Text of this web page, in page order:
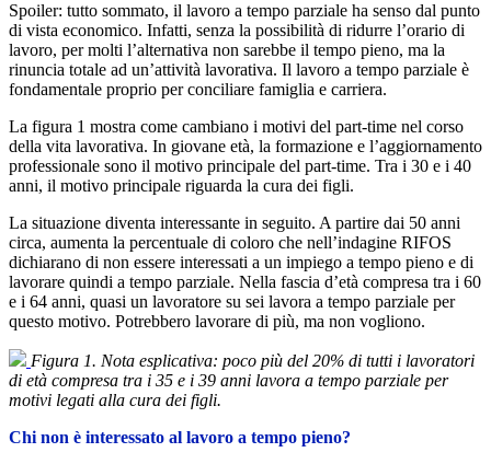
Spoiler: tutto sommato, il lavoro a tempo parziale ha senso dal punto
di vista economico. Infatti, senza la possibilità di ridurre l’orario di
lavoro, per molti l’alternativa non sarebbe il tempo pieno, ma la
rinuncia totale ad un’attività lavorativa. Il lavoro a tempo parziale è
fondamentale proprio per conciliare famiglia e carriera.
La figura 1 mostra come cambiano i motivi del part-time nel corso
della vita lavorativa. In giovane età, la formazione e l’aggiornamento
professionale sono il motivo principale del part-time. Tra i 30 e i 40
anni, il motivo principale riguarda la cura dei figli.
La situazione diventa interessante in seguito. A partire dai 50 anni
circa, aumenta la percentuale di coloro che nell’indagine RIFOS
dichiarano di non essere interessati a un impiego a tempo pieno e di
lavorare quindi a tempo parziale. Nella fascia d’età compresa tra i 60
e i 64 anni, quasi un lavoratore su sei lavora a tempo parziale per
questo motivo. Potrebbero lavorare di più, ma non vogliono.
Figura 1. Nota esplicativa: poco più del 20% di tutti i lavoratori
di età compresa tra i 35 e i 39 anni lavora a tempo parziale per
motivi legati alla cura dei figli.
Chi non è interessato al lavoro a tempo pieno?